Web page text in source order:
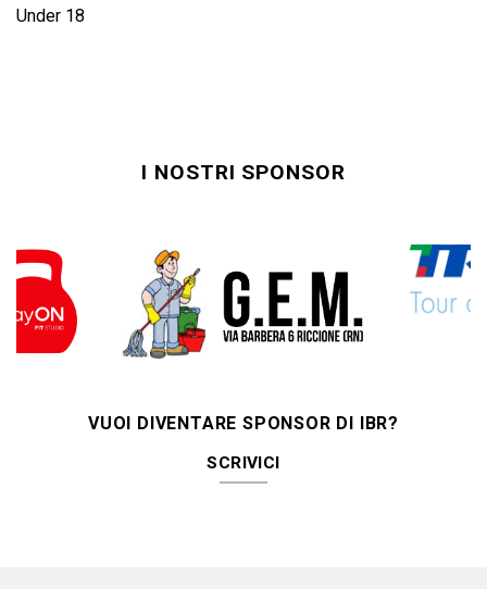
Under 18
I NOSTRI SPONSOR
VUOI DIVENTARE SPONSOR DI IBR?
SCRIVICI